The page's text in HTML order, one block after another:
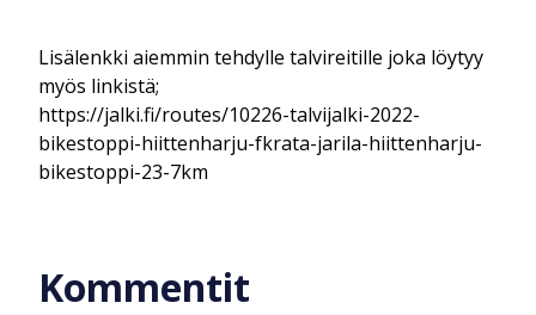
Lisälenkki aiemmin tehdylle talvireitille joka löytyy
myös linkistä;
https://jalki.fi/routes/10226-talvijalki-2022-
bikestoppi-hiittenharju-fkrata-jarila-hiittenharju-
bikestoppi-23-7km
Kommentit